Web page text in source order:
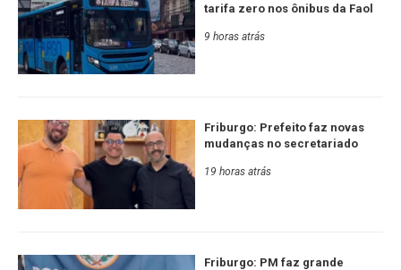
tarifa zero nos ônibus da Faol
9 horas atrás
Friburgo: Prefeito faz novas
mudanças no secretariado
19 horas atrás
Friburgo: PM faz grande